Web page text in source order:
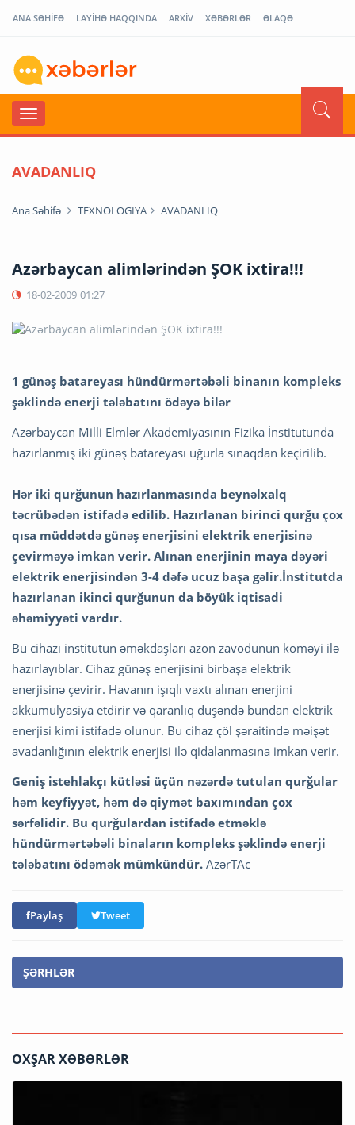
ANA SƏHİFƏ LAYİHƏ HAQQINDA ARXİV XƏBƏRLƏR ƏLAQƏ
AVADANLIQ
Ana Səhifə TEXNOLOGİYA AVADANLIQ
Azərbaycan alimlərindən ŞOK ixtira!!!
18-02-2009 01:27
1 günəş batareyası hündürmərtəbəli binanın kompleks
şəklində enerji tələbatını ödəyə bilər
Azərbaycan Milli Elmlər Akademiyasının Fizika İnstitutunda
hazırlanmış iki günəş batareyası uğurla sınaqdan keçirilib.
Hər iki qurğunun hazırlanmasında beynəlxalq
təcrübədən istifadə edilib. Hazırlanan birinci qurğu çox
qısa müddətdə günəş enerjisini elektrik enerjisinə
çevirməyə imkan verir. Alınan enerjinin maya dəyəri
elektrik enerjisindən 3-4 dəfə ucuz başa gəlir.İnstitutda
hazırlanan ikinci qurğunun da böyük iqtisadi
əhəmiyyəti vardır.
Bu cihazı institutun əməkdaşları azon zavodunun köməyi ilə
hazırlayıblar. Cihaz günəş enerjisini birbaşa elektrik
enerjisinə çevirir. Havanın işıqlı vaxtı alınan enerjini
akkumulyasiya etdirir və qaranlıq düşəndə bundan elektrik
enerjisi kimi istifadə olunur. Bu cihaz çöl şəraitində məişət
avadanlığının elektrik enerjisi ilə qidalanmasına imkan verir.
Geniş istehlakçı kütləsi üçün nəzərdə tutulan qurğular
həm keyfiyyət, həm də qiymət baxımından çox
sərfəlidir. Bu qurğulardan istifadə etməklə
hündürmərtəbəli binaların kompleks şəklində enerji
tələbatını ödəmək mümkündür. AzərTAc
Paylaş Tweet
ŞƏRHLƏR
OXŞAR XƏBƏRLƏR